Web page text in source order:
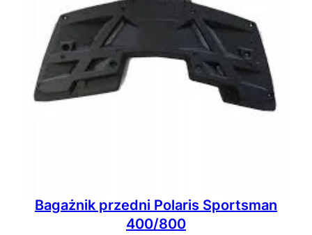
Bagażnik przedni Polaris Sportsman
400/800